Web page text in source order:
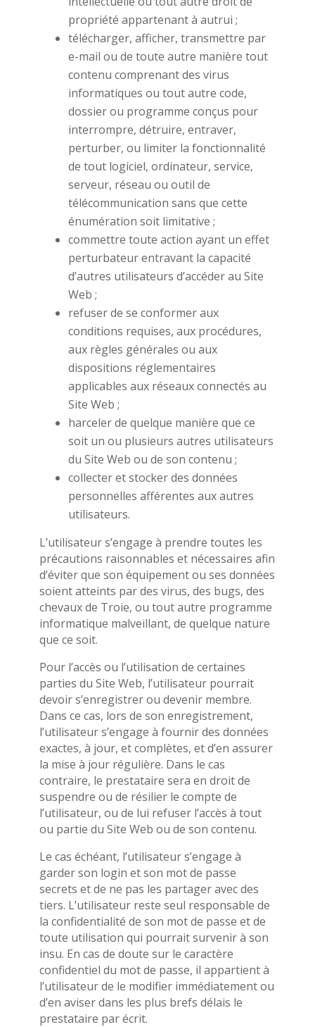
propriété appartenant à autrui ;
télécharger, afficher, transmettre par
e-mail ou de toute autre manière tout
contenu comprenant des virus
informatiques ou tout autre code,
dossier ou programme conçus pour
interrompre, détruire, entraver,
perturber, ou limiter la fonctionnalité
de tout logiciel, ordinateur, service,
serveur, réseau ou outil de
télécommunication sans que cette
énumération soit limitative ;
commettre toute action ayant un effet
perturbateur entravant la capacité
d’autres utilisateurs d’accéder au Site
Web ;
refuser de se conformer aux
conditions requises, aux procédures,
aux règles générales ou aux
dispositions réglementaires
applicables aux réseaux connectés au
Site Web ;
harceler de quelque manière que ce
soit un ou plusieurs autres utilisateurs
du Site Web ou de son contenu ;
collecter et stocker des données
personnelles afférentes aux autres
utilisateurs.
L’utilisateur s’engage à prendre toutes les
précautions raisonnables et nécessaires afin
d’éviter que son équipement ou ses données
soient atteints par des virus, des bugs, des
chevaux de Troie, ou tout autre programme
informatique malveillant, de quelque nature
que ce soit.
Pour l’accès ou l’utilisation de certaines
parties du Site Web, l’utilisateur pourrait
devoir s’enregistrer ou devenir membre.
Dans ce cas, lors de son enregistrement,
l’utilisateur s’engage à fournir des données
exactes, à jour, et complètes, et d’en assurer
la mise à jour régulière. Dans le cas
contraire, le prestataire sera en droit de
suspendre ou de résilier le compte de
l’utilisateur, ou de lui refuser l’accès à tout
ou partie du Site Web ou de son contenu.
Le cas échéant, l’utilisateur s’engage à
garder son login et son mot de passe
secrets et de ne pas les partager avec des
tiers. L’utilisateur reste seul responsable de
la confidentialité de son mot de passe et de
toute utilisation qui pourrait survenir à son
insu. En cas de doute sur le caractère
confidentiel du mot de passe, il appartient à
l’utilisateur de le modifier immédiatement ou
d’en aviser dans les plus brefs délais le
prestataire par écrit.